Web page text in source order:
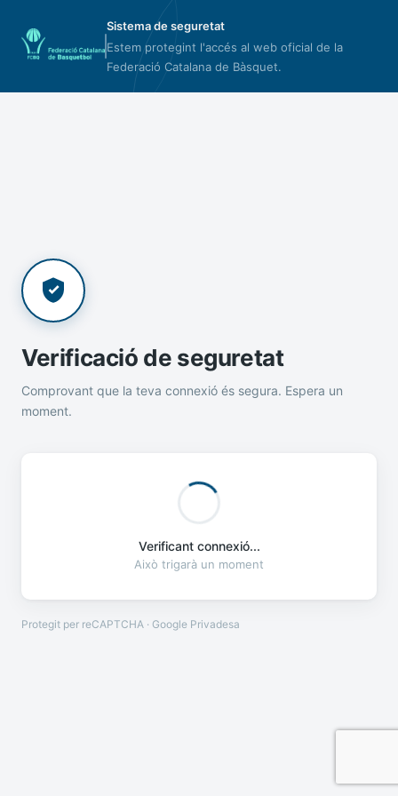
Sistema de seguretat
Estem protegint l'accés al web oficial de la
Federació Catalana de Bàsquet.
Verificació de seguretat
Comprovant que la teva connexió és segura. Espera un
moment.
Verificant connexió...
Això trigarà un moment
Protegit per reCAPTCHA · Google Privadesa